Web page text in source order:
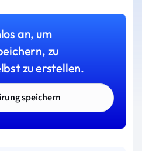
an, um
zu
zu erstellen.
speichern